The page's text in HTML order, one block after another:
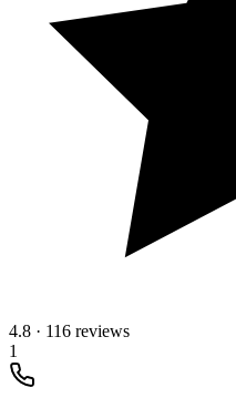
4.8 · 116 reviews
1